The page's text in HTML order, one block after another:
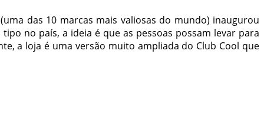
das 10 marcas mais valiosas do mundo) inaugurou
no país, a ideia é que as pessoas possam levar para
a loja é uma versão muito ampliada do Club Cool que